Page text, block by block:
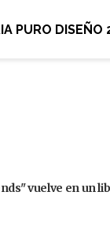
PURO DISEÑO
vuelve en un